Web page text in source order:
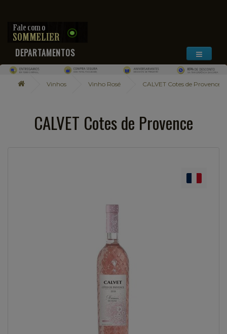
DEPARTAMENTOS
Vinhos Vinho Rosé CALVET Cotes de Provence
CALVET Cotes de Provence